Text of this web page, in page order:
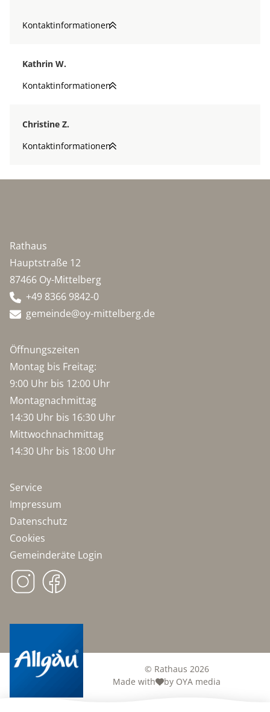
Kontaktinformationen
Kathrin W.
Kontaktinformationen
Christine Z.
Kontaktinformationen
Rathaus
Hauptstraße 12
87466 Oy-Mittelberg
+49 8366 9842-0
gemeinde@oy-mittelberg.de
Öffnungszeiten
Montag bis Freitag:
9:00 Uhr bis 12:00 Uhr
Montagnachmittag
14:30 Uhr bis 16:30 Uhr
Mittwochnachmittag
14:30 Uhr bis 18:00 Uhr
Service
Impressum
Datenschutz
Cookies
Gemeinderäte Login
© Rathaus 2026
Made with
by OYA media